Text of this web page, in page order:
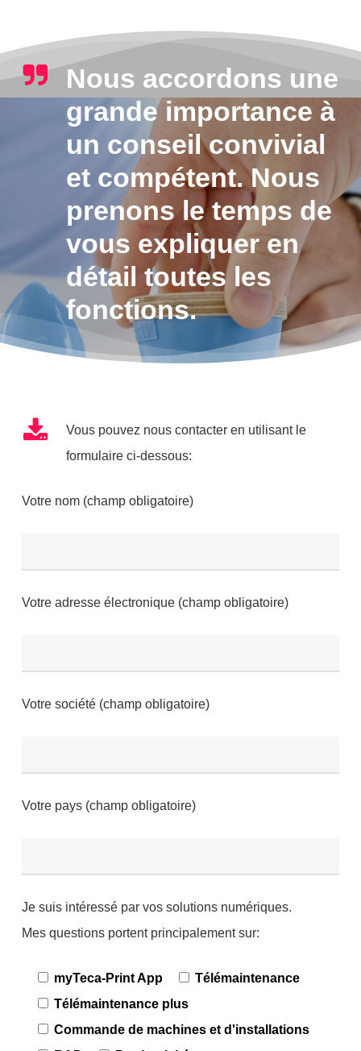
Nous accordons une
grande importance à
un conseil convivial
et compétent. Nous
prenons le temps de
vous expliquer en
détail toutes les
fonctions.
Vous pouvez nous contacter en utilisant le
formulaire ci-dessous:
Votre nom (champ obligatoire)
Votre adresse électronique (champ obligatoire)
Votre société (champ obligatoire)
Votre pays (champ obligatoire)
Je suis intéressé par vos solutions numériques.
Mes questions portent principalement sur:
myTeca-Print App
Télémaintenance
Télémaintenance plus
Commande de machines et d'installations